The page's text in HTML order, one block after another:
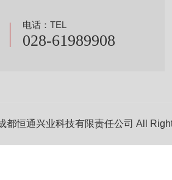
电话：TEL
028-61989908
都恒通兴业科技有限责任公司 All